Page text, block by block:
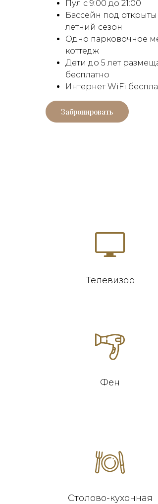
Пул с 9:00 до 21:00
Бассейн под
летний сезон
Одно парковочное
коттедж
Дети до 5 лет
бесплатно
Интернет WiFi
Забронировать
Телевизор
Фен
Столово-кухонная